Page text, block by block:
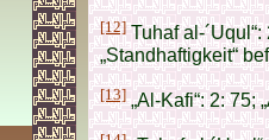
[12]Tuhaf al-´Uqul“:
„Standhaftigkeit“
[13]„Al-Kafi“: 2: 75;